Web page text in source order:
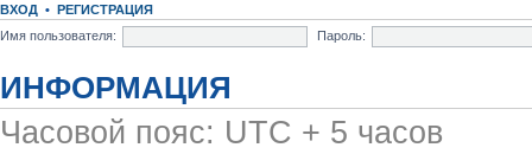
ВХОД • РЕГИСТРАЦИЯ
Имя пользователя:
Пароль:
ИНФОРМАЦИЯ
Часовой пояс: UTC + 5 часов